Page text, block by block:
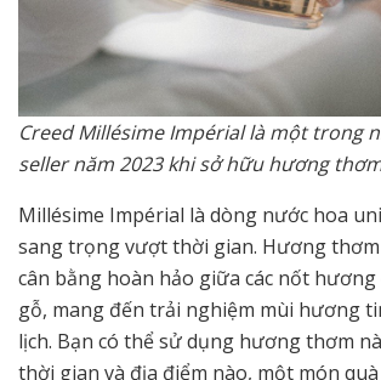
Creed Millésime Impérial là một trong
seller năm 2023 khi sở hữu hương
Millésime Impérial là dòng nước hoa
sang trọng vượt thời gian. Hương
cân bằng hoàn hảo giữa các nốt hương
gỗ, mang đến trải nghiệm mùi hương
lịch. Bạn có thể sử dụng hương thơm
thời gian và địa điểm nào, một món